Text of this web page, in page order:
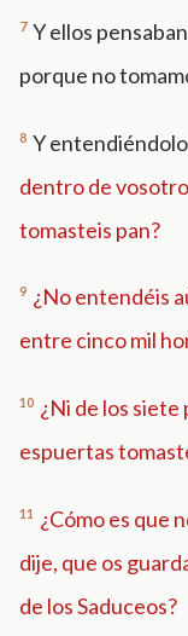
7 Y ellos
porque no
8 Y
dentro de
tomasteis pan?
9 ¿No entendéis
entre cinco mil
10 ¿Ni de los
espuertas
11 ¿Cómo es que
dije, que os
de los Saduceos?